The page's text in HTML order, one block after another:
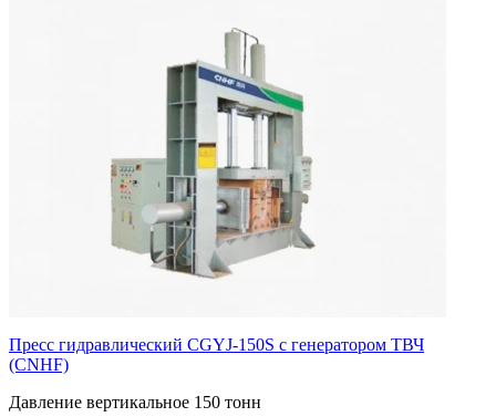
Пресс гидравлический CGYJ-150S с генератором ТВЧ
(CNHF)
Давление вертикальное 150 тонн